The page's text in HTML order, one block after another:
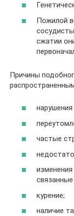
Пожилой
сжатии
Причины
нарушения
частые
курение;
наличие